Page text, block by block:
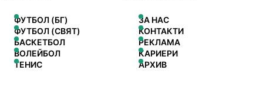
ФУТБОЛ (БГ)
ФУТБОЛ (СВЯТ)
БАСКЕТБОЛ
ВОЛЕЙБОЛ
ТЕНИС
ЗА НАС
КОНТАКТИ
РЕКЛАМА
КАРИЕРИ
АРХИВ